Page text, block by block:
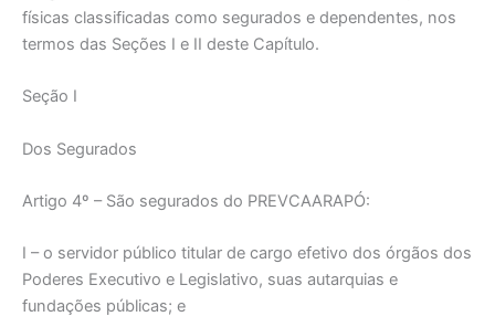
físicas classificadas como segurados e dependentes, nos
termos das Seções I e II deste Capítulo.
Seção I
Dos Segurados
Artigo 4º – São segurados do PREVCAARAPÓ:
I – o servidor público titular de cargo efetivo dos órgãos dos
Poderes Executivo e Legislativo, suas autarquias e
fundações públicas; e